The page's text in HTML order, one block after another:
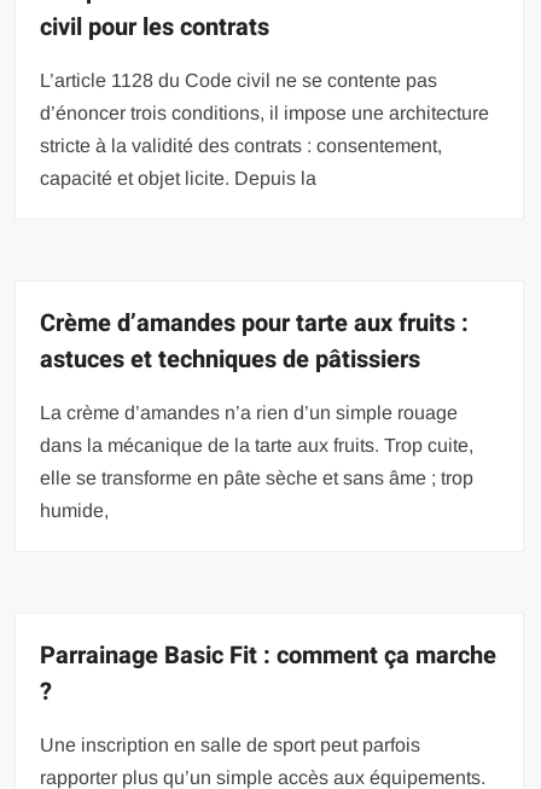
civil pour les contrats
L’article 1128 du Code civil ne se contente pas
d’énoncer trois conditions, il impose une architecture
stricte à la validité des contrats : consentement,
capacité et objet licite. Depuis la
Crème d’amandes pour tarte aux fruits :
astuces et techniques de pâtissiers
La crème d’amandes n’a rien d’un simple rouage
dans la mécanique de la tarte aux fruits. Trop cuite,
elle se transforme en pâte sèche et sans âme ; trop
humide,
Parrainage Basic Fit : comment ça marche
?
Une inscription en salle de sport peut parfois
rapporter plus qu’un simple accès aux équipements.